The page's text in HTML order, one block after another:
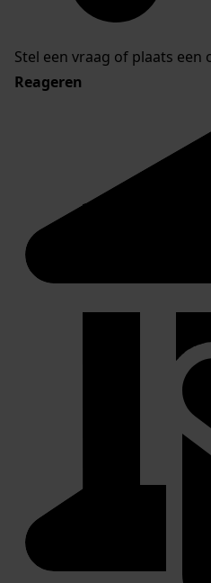
Stel een vraag of plaats
Reageren